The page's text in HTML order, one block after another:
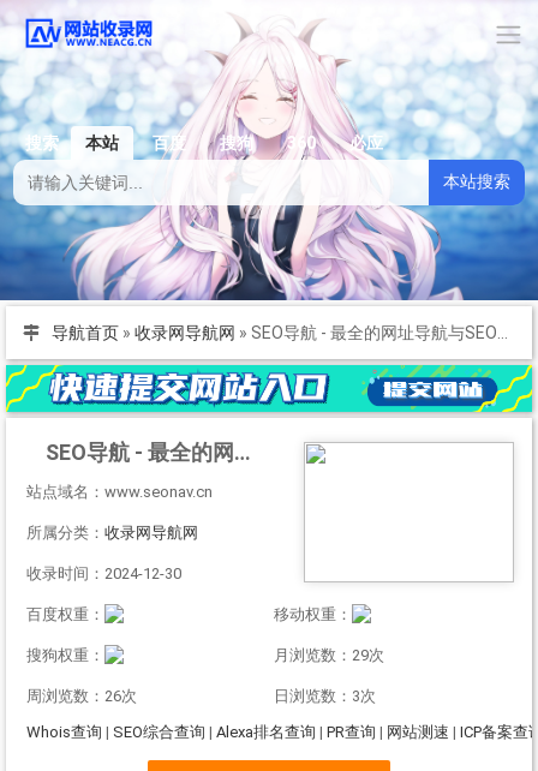
搜索 本站 百度 搜狗 360
必应
本站搜索
导航首页 » 收录网导航网 »
SEO导航 - 最全的网址导航与SEO资源网址大全
站点域名：www.seonav.cn
所属分类： 收录网导航网
收录时间：2024-12-30
百度权重： 移动权重：
搜狗权重： 月浏览数：29次
周浏览数：26次
日浏览数：3次
Whois查询 | SEO综合查询 | Alexa排名查询 | PR查询 | 网站测速 | ICP备案查